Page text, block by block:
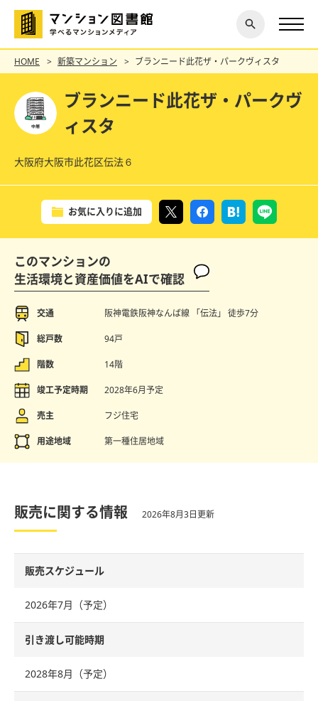
探す
閉じ
る
HOME 新築マンション ブランニード此花ザ・パークヴィスタ
ブランニード此花ザ・パークヴ
ィスタ
大阪府大阪市此花区伝法６
お気に入りに追加
このマンションの
生活環境と資産価値をAIで確認
交通 阪神電鉄阪神なんば線 「伝法」 徒歩7分
総戸数 94戸
階数 14階
竣工予定時期 2028年6月予定
売主 フジ住宅
用途地域 第一種住居地域
販売に関する情報 2026年8月3日更新
販売スケジュール
2026年7月（予定）
引き渡し可能時期
2028年8月（予定）